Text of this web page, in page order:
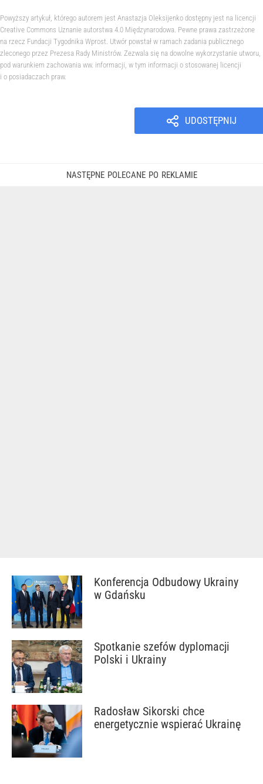
Powyższy artykuł, którego autorem jest Anastazja Oleksijenko dostępny jest na licencji
Creative Commons Uznanie autorstwa 4.0 Międzynarodowa. Pewne prawa zastrzeżone
na rzecz Fundacji Tygodnika Wprost. Utwór powstał w ramach zadania publicznego
zleconego przez Prezesa Rady Ministrów. Zezwala się na dowolne wykorzystanie utworu,
pod warunkiem zachowania ww. informacji, w tym informacji o stosowanej licencji
i o posiadaczach praw.
UDOSTĘPNIJ
Konferencja Odbudowy Ukrainy
w Gdańsku
Spotkanie szefów dyplomacji
Polski i Ukrainy
Radosław Sikorski chce
energetycznie wspierać Ukrainę